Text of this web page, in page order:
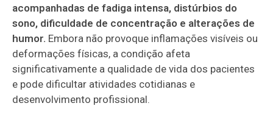
acompanhadas de fadiga intensa, distúrbios do
sono, dificuldade de concentração e alterações de
humor. Embora não provoque inflamações visíveis ou
deformações físicas, a condição afeta
significativamente a qualidade de vida dos pacientes
e pode dificultar atividades cotidianas e
desenvolvimento profissional.